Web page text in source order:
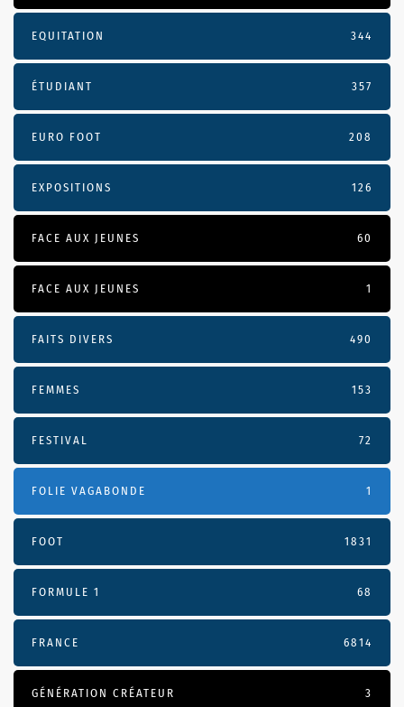
EQUITATION 344
ÉTUDIANT 357
EURO FOOT 208
EXPOSITIONS 126
FACE AUX JEUNES 60
FACE AUX JEUNES 1
FAITS DIVERS 490
FEMMES 153
FESTIVAL 72
FOLIE VAGABONDE 1
FOOT 1831
FORMULE 1 68
FRANCE 6814
GÉNÉRATION CRÉATEUR 3